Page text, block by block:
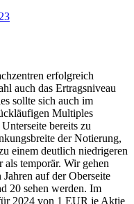
erfolgreich
auch das Ertragsniveau
sollte sich auch im
Multiples
bereits zu
der Notierung,
einem deutlich niedrigeren
temporär. Wir gehen
auf der Oberseite
20 sehen werden. Im
2024 von 1 EUR je Aktie